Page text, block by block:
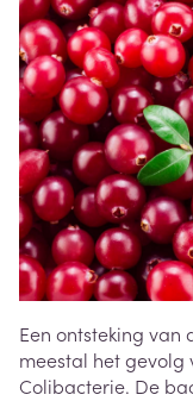
Een ontsteking van
meestal het gevolg
Colibacterie. De